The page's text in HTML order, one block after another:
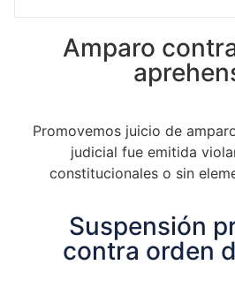
Amparo
Promovemos juicio de
judicial fue emitida
constitucionales o sin
Suspensión
contra orden